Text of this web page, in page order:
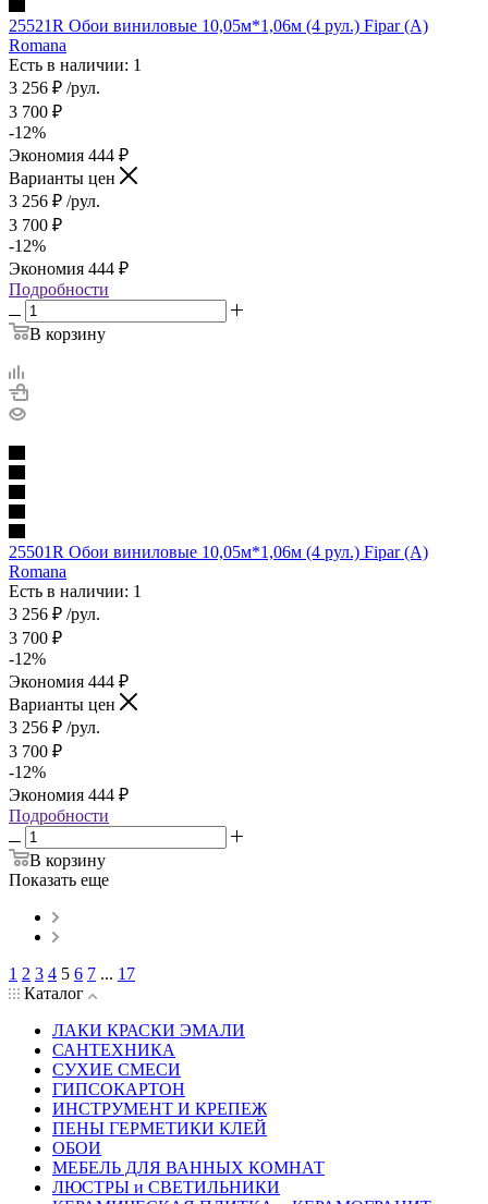
25521R Обои виниловые 10,05м*1,06м (4 рул.) Fipar (A)
Romana
Есть в наличии: 1
3 256 ₽ /рул.
3 700 ₽
-12%
Экономия 444 ₽
Варианты цен
3 256 ₽ /рул.
3 700 ₽
-12%
Экономия 444 ₽
Подробности
В корзину
25501R Обои виниловые 10,05м*1,06м (4 рул.) Fipar (A)
Romana
Есть в наличии: 1
3 256 ₽ /рул.
3 700 ₽
-12%
Экономия 444 ₽
Варианты цен
3 256 ₽ /рул.
3 700 ₽
-12%
Экономия 444 ₽
Подробности
В корзину
Показать еще
1 2 3 4 5 6 7 ... 17
Каталог
ЛАКИ КРАСКИ ЭМАЛИ
САНТЕХНИКА
СУХИЕ СМЕСИ
ГИПСОКАРТОН
ИНСТРУМЕНТ И КРЕПЕЖ
ПЕНЫ ГЕРМЕТИКИ КЛЕЙ
ОБОИ
МЕБЕЛЬ ДЛЯ ВАННЫХ КОМНАТ
ЛЮСТРЫ и СВЕТИЛЬНИКИ